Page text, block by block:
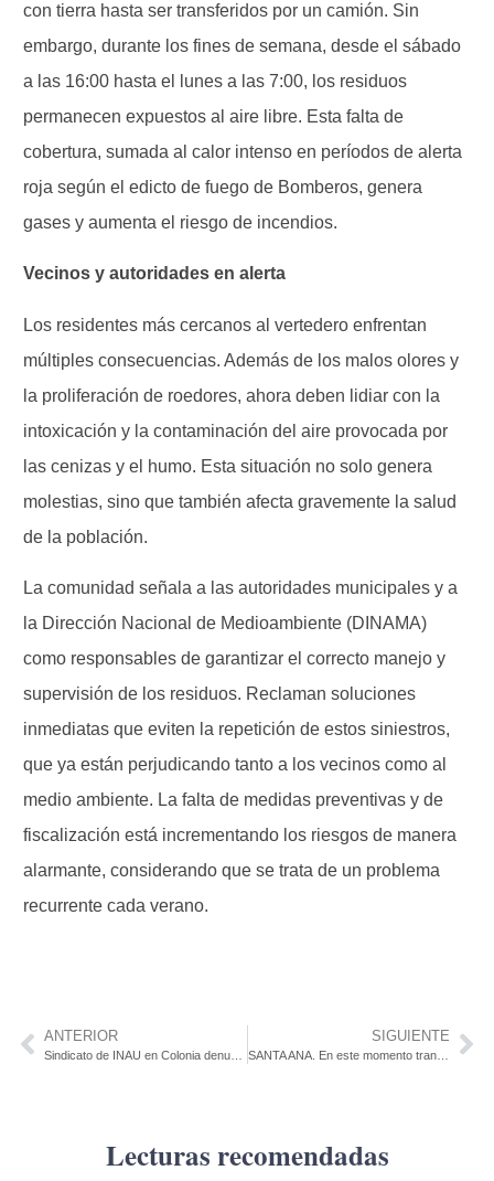
con tierra hasta ser transferidos por un camión. Sin
embargo, durante los fines de semana, desde el sábado
a las 16:00 hasta el lunes a las 7:00, los residuos
permanecen expuestos al aire libre. Esta falta de
cobertura, sumada al calor intenso en períodos de alerta
roja según el edicto de fuego de Bomberos, genera
gases y aumenta el riesgo de incendios.
Vecinos y autoridades en alerta
Los residentes más cercanos al vertedero enfrentan
múltiples consecuencias. Además de los malos olores y
la proliferación de roedores, ahora deben lidiar con la
intoxicación y la contaminación del aire provocada por
las cenizas y el humo. Esta situación no solo genera
molestias, sino que también afecta gravemente la salud
de la población.
La comunidad señala a las autoridades municipales y a
la Dirección Nacional de Medioambiente (DINAMA)
como responsables de garantizar el correcto manejo y
supervisión de los residuos. Reclaman soluciones
inmediatas que eviten la repetición de estos siniestros,
que ya están perjudicando tanto a los vecinos como al
medio ambiente. La falta de medidas preventivas y de
fiscalización está incrementando los riesgos de manera
alarmante, considerando que se trata de un problema
recurrente cada verano.
ANTERIOR SIGUIENTE
SANTA ANA. En este momento transcurre la Bicicketeada a la luz de la luna.
Lecturas recomendadas